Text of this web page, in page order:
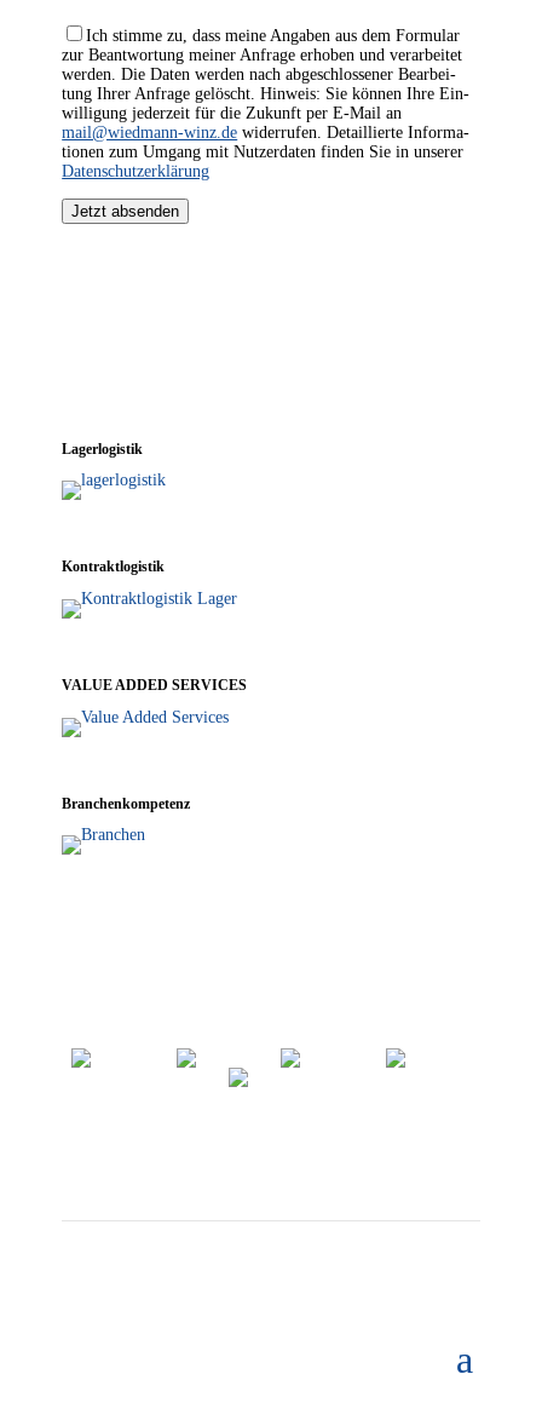
Ich stim­me zu, dass mei­ne Anga­ben aus dem For­mu­lar
zur Beant­wor­tung mei­ner Anfra­ge erho­ben und ver­ar­bei­tet
wer­den. Die Daten wer­den nach abge­schlos­se­ner Bear­bei­
tung Ihrer Anfra­ge gelöscht. Hin­weis: Sie kön­nen Ihre Ein­
wil­li­gung jeder­zeit für die Zukunft per E‑Mail an
mail@wiedmann-winz.de wider­ru­fen. Detail­lier­te Infor­ma­
tio­nen zum Umgang mit Nut­zer­da­ten fin­den Sie in unse­rer
Daten­schutz­er­klä­rung
Jetzt absenden
Lager­lo­gis­tik
Kon­trakt­lo­gis­tik
VALUE ADDED SERVICES
Bran­chen­kom­pe­tenz